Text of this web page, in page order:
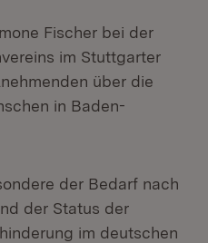
Fischer bei der
im Stuttgarter
über die
in Baden-
der Bedarf nach
der Status der
im deutschen